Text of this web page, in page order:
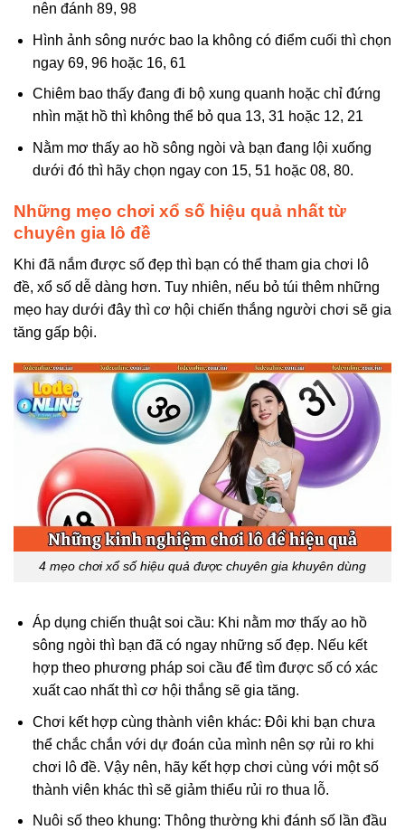
nên đánh 89, 98
Hình ảnh sông nước bao la không có điểm cuối thì chọn
ngay 69, 96 hoặc 16, 61
Chiêm bao thấy đang đi bộ xung quanh hoặc chỉ đứng
nhìn mặt hồ thì không thể bỏ qua 13, 31 hoặc 12, 21
Nằm mơ thấy ao hồ sông ngòi và bạn đang lội xuống
dưới đó thì hãy chọn ngay con 15, 51 hoặc 08, 80.
Những mẹo chơi xổ số hiệu quả nhất từ
chuyên gia lô đề
Khi đã nắm được số đẹp thì bạn có thể tham gia chơi lô
đề, xổ số dễ dàng hơn. Tuy nhiên, nếu bỏ túi thêm những
mẹo hay dưới đây thì cơ hội chiến thắng người chơi sẽ gia
tăng gấp bội.
4 mẹo chơi xổ số hiệu quả được chuyên gia khuyên dùng
Áp dụng chiến thuật soi cầu: Khi nằm mơ thấy ao hồ
sông ngòi thì bạn đã có ngay những số đẹp. Nếu kết
hợp theo phương pháp soi cầu để tìm được số có xác
xuất cao nhất thì cơ hội thắng sẽ gia tăng.
Chơi kết hợp cùng thành viên khác: Đôi khi bạn chưa
thể chắc chắn với dự đoán của mình nên sợ rủi ro khi
chơi lô đề. Vậy nên, hãy kết hợp chơi cùng với một số
thành viên khác thì sẽ giảm thiểu rủi ro thua lỗ.
Nuôi số theo khung: Thông thường khi đánh số lần đầu